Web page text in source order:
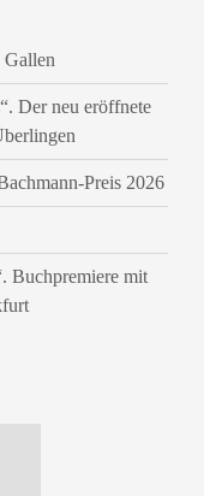
Der neu eröffnete
Preis 2026
Buchpremiere mit